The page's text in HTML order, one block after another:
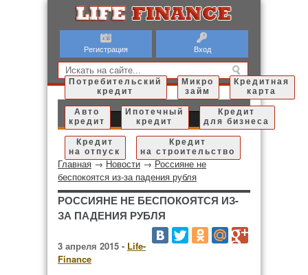
Регистрация Вход
Потребительский
кредит
Микро
займ
Кредитная
карта
Авто
кредит
Ипотечный
кредит
Кредит
для бизнеса
Кредит
на отпуск
Кредит
на строительство
Главная→Новости→Россияне не
беспокоятся из-за падения рубля
РОССИЯНЕ НЕ БЕСПОКОЯТСЯ ИЗ-
ЗА ПАДЕНИЯ РУБЛЯ
3 апреля 2015 - Life-
Finance